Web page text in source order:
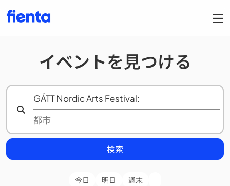
イベントを見つける
検索
今日 明日 週末